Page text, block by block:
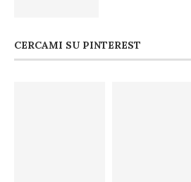
CERCAMI SU PINTEREST